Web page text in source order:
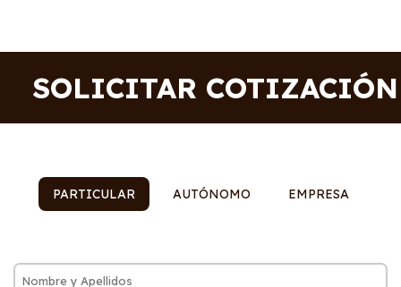
SOLICITAR COTIZACIÓN
PARTICULAR AUTÓNOMO EMPRESA